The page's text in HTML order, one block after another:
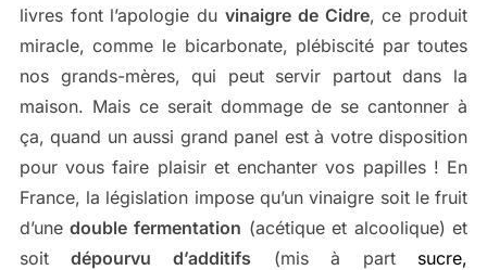
livres font l’apologie du vinaigre de Cidre, ce produit
miracle, comme le bicarbonate, plébiscité par toutes
nos grands-mères, qui peut servir partout dans la
maison. Mais ce serait dommage de se cantonner à
ça, quand un aussi grand panel est à votre disposition
pour vous faire plaisir et enchanter vos papilles ! En
France, la législation impose qu’un vinaigre soit le fruit
d’unedouble fermentation (acétique et alcoolique) et
soitdépourvu d’additifs (mis à part sucre,